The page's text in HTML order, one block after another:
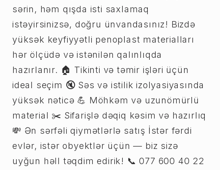
sərin, həm qışda isti saxlamaq
istəyirsinizsə, doğru ünvandasınız! Bizdə
yüksək keyfiyyətli penoplast materialları
hər ölçüdə və istənilən qalınlıqda
hazırlanır. 🏠 Tikinti və təmir işləri üçün
ideal seçim 🔇 Səs və istilik izolyasiyasında
yüksək nəticə 💪 Möhkəm və uzunömürlü
material ✂️ Sifarişlə dəqiq kəsim və hazırlıq
💸 Ən sərfəli qiymətlərlə satış İstər fərdi
evlər, istər obyektlər üçün — biz sizə
uyğun həll təqdim edirik! 📞 077 600 40 22